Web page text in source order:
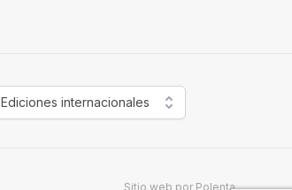
Ediciones internacionales
Sitio web por Polenta